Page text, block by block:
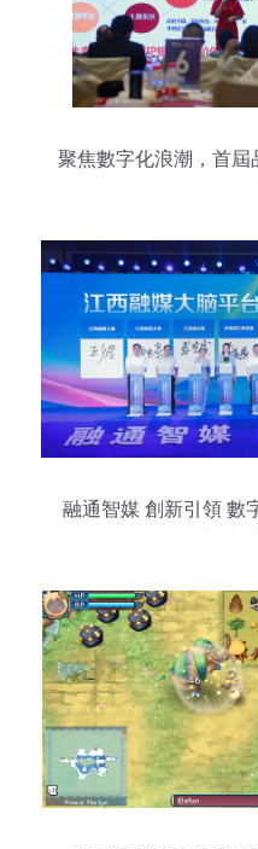
聚焦數字化浪潮，首屆
融通智媒 創新引領